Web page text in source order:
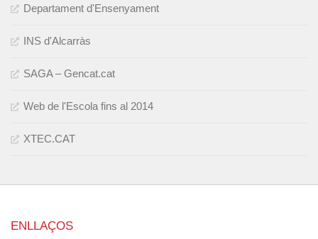
Departament d'Ensenyament
INS d'Alcarràs
SAGA – Gencat.cat
Web de l'Escola fins al 2014
XTEC.CAT
ENLLAÇOS